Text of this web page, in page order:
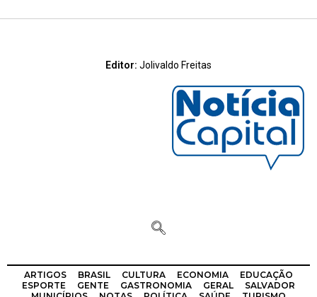
Editor: Jolivaldo Freitas
ARTIGOS BRASIL CULTURA ECONOMIA
EDUCAÇÃO
ESPORTE
GENTE GASTRONOMIA GERAL
SALVADOR